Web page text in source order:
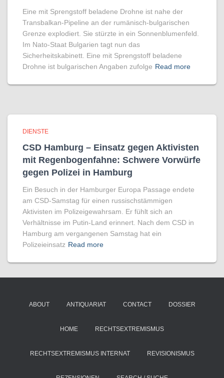
Eine mit Sprengstoff beladene Drohne ist nahe der
Transbalkan-Pipeline an der rumänisch-bulgarischen
Grenze explodiert. Sie stürzte in ein Sonnenblumenfeld.
Im Nato-Staat Bulgarien tagt nun das
Sicherheitskabinett. Eine mit Sprengstoff beladene
Drohne ist bulgarischen Angaben zufolge Read more
DIENSTE
CSD Hamburg – Einsatz gegen Aktivisten
mit Regenbogen­fahne: Schwere Vorwürfe
gegen Polizei in Hamburg
Ein Besuch in der Hamburger Europa Passage endete
am CSD-Samstag für einen russischstämmigen
Aktivisten im Polizeigewahrsam. Er fühlt sich an
Verhältnisse im Putin-Land erinnert. Nach dem CSD in
Hamburg am vergangenen Samstag hat ein
Polizeieinsatz Read more
ABOUT ANTIQUARIAT CONTACT DOSSIER
HOME RECHTSEXTREMISMUS
RECHTSEXTREMISMUS INTERNAT REVISIONISMUS